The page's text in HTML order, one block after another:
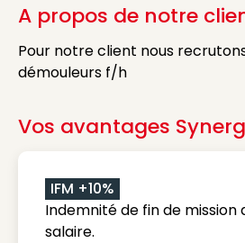
A propos de notre
Pour notre client nous
démouleurs f/h
Vos avantages
IFM +10%
Indemnité de fin de mission
salaire.